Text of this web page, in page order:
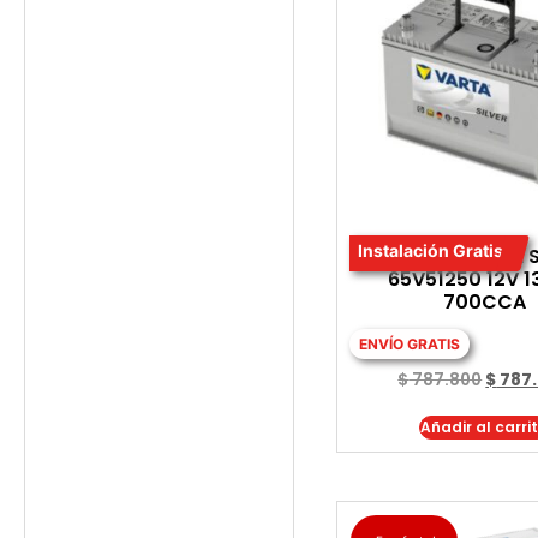
Instalación Gratis
BATERIA VARTA
65V51250 12V
700CCA
ENVÍO GRATIS
$787.800$
Añadir al